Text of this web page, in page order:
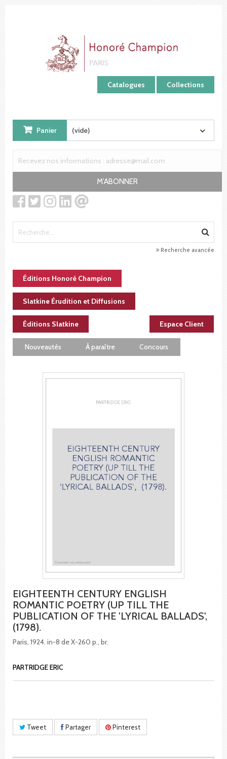
Catalogues Collections
Panier (vide)
M'ABONNER
Recherche avancée
Éditions Honoré Champion
Slatkine Érudition et Diffusions
Éditions Slatkine Espace Client
Nouveautés À paraître Concours
EIGHTEENTH CENTURY ENGLISH
ROMANTIC POETRY (UP TILL THE
PUBLICATION OF THE 'LYRICAL BALLADS',
(1798).
Paris, 1924. in-8 de X-260 p., br.
PARTRIDGE ERIC
Tweet Partager Pinterest